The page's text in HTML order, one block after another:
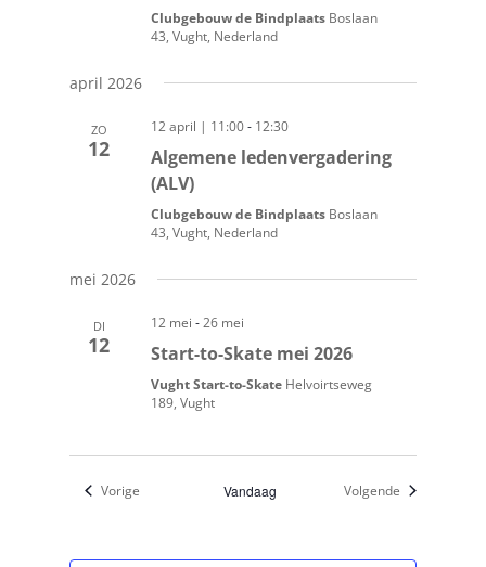
Clubgebouw de Bindplaats Boslaan
43, Vught, Nederland
april 2026
ZO
12
12 april | 11:00- 12:30
Algemene ledenvergadering
(ALV)
Clubgebouw de Bindplaats Boslaan
43, Vught, Nederland
mei 2026
DI
12
12 mei -26 mei
Start-to-Skate mei 2026
Vught Start-to-Skate Helvoirtseweg
189, Vught
Vorige Vandaag VolgendeEvenementen